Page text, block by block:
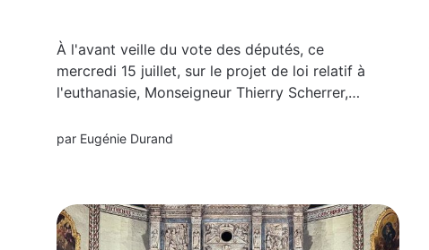
À l'avant veille du vote des députés, ce
mercredi 15 juillet, sur le projet de loi relatif à
l'euthanasie, Monseigneur Thierry Scherrer,
et invite tous les catholiques du diocèse à
par Eugénie Durand